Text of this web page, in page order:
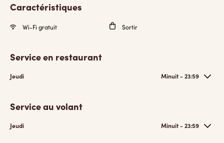
Caractéristiques
Wi-Fi gratuit Sortir
Service en restaurant
Jeudi Minuit - 23:59
Service au volant
Jeudi Minuit - 23:59